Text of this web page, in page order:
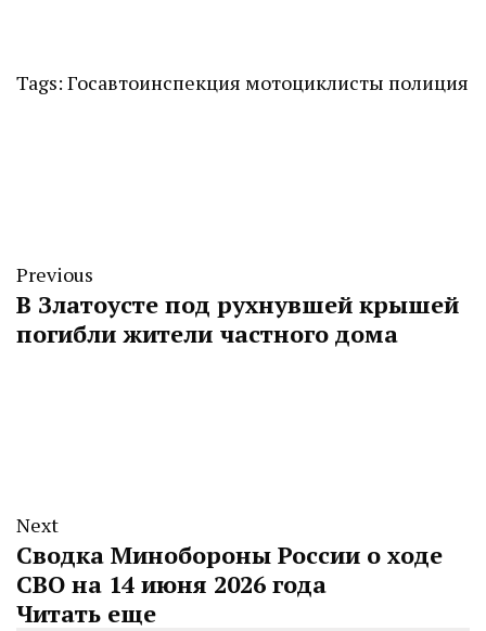
Tags: Госавтоинспекция мотоциклисты полиция
Previous
В Златоусте под рухнувшей крышей
погибли жители частного дома
Next
Сводка Минобороны России о ходе
СВО на 14 июня 2026 года
Читать еще